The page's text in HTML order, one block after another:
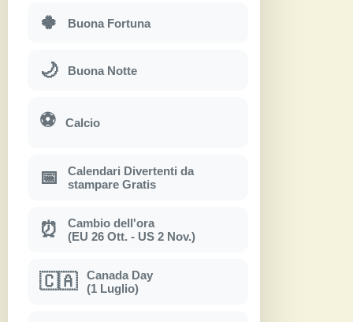
🍀 Buona Fortuna
🌙 Buona Notte
⚽ Calcio
📅
Calendari Divertenti da
stampare Gratis
⏰
Cambio dell'ora
(EU 26 Ott. - US 2 Nov.)
🇨🇦
Canada Day
(1 Luglio)